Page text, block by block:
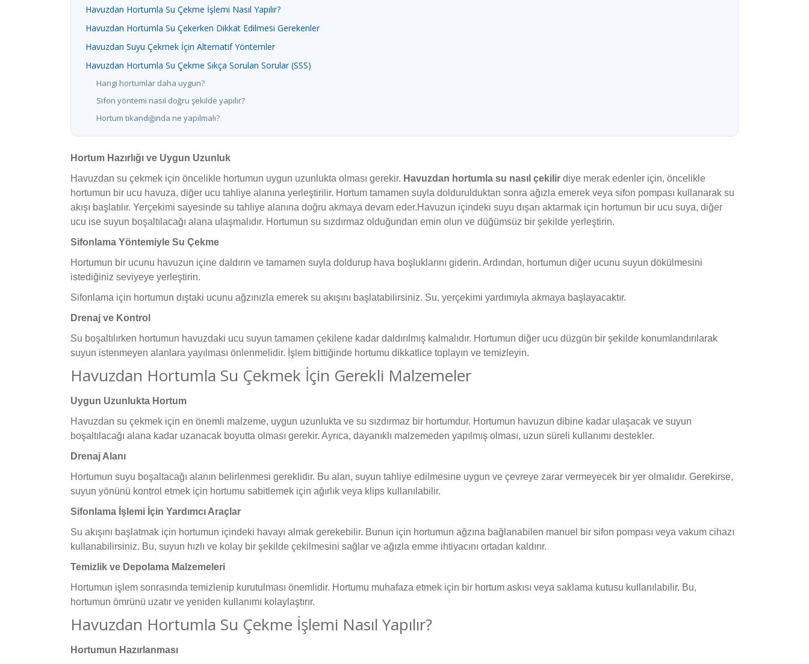
Havuzdan Hortumla Su Çekme İşlemi Nasıl Yapılır?
Havuzdan Hortumla Su Çekerken Dikkat Edilmesi Gerekenler
Havuzdan Suyu Çekmek İçin Alternatif Yöntemler
Havuzdan Hortumla Su Çekme Sıkça Sorulan Sorular (SSS)
Hangi hortumlar daha uygun?
Sifon yöntemi nasıl doğru şekilde yapılır?
Hortum tıkandığında ne yapılmalı?
Hortum Hazırlığı ve Uygun Uzunluk
Havuzdan su çekmek için öncelikle hortumun uygun uzunlukta olması gerekir. Havuzdan hortumla su nasıl çekilir diye merak edenler için, öncelikle
hortumun bir ucu havuza, diğer ucu tahliye alanına yerleştirilir. Hortum tamamen suyla doldurulduktan sonra ağızla emerek veya sifon pompası kullanarak su
akışı başlatılır. Yerçekimi sayesinde su tahliye alanına doğru akmaya devam eder.Havuzun içindeki suyu dışarı aktarmak için hortumun bir ucu suya, diğer
ucu ise suyun boşaltılacağı alana ulaşmalıdır. Hortumun su sızdırmaz olduğundan emin olun ve düğümsüz bir şekilde yerleştirin.
Sifonlama Yöntemiyle Su Çekme
Hortumun bir ucunu havuzun içine daldırın ve tamamen suyla doldurup hava boşluklarını giderin. Ardından, hortumun diğer ucunu suyun dökülmesini
istediğiniz seviyeye yerleştirin.
Sifonlama için hortumun dıştaki ucunu ağzınızla emerek su akışını başlatabilirsiniz. Su, yerçekimi yardımıyla akmaya başlayacaktır.
Drenaj ve Kontrol
Su boşaltılırken hortumun havuzdaki ucu suyun tamamen çekilene kadar daldırılmış kalmalıdır. Hortumun diğer ucu düzgün bir şekilde konumlandırılarak
suyun istenmeyen alanlara yayılması önlenmelidir. İşlem bittiğinde hortumu dikkatlice toplayın ve temizleyin.
Havuzdan Hortumla Su Çekmek İçin Gerekli Malzemeler
Uygun Uzunlukta Hortum
Havuzdan su çekmek için en önemli malzeme, uygun uzunlukta ve su sızdırmaz bir hortumdur. Hortumun havuzun dibine kadar ulaşacak ve suyun
boşaltılacağı alana kadar uzanacak boyutta olması gerekir. Ayrıca, dayanıklı malzemeden yapılmış olması, uzun süreli kullanımı destekler.
Drenaj Alanı
Hortumun suyu boşaltacağı alanın belirlenmesi gereklidir. Bu alan, suyun tahliye edilmesine uygun ve çevreye zarar vermeyecek bir yer olmalıdır. Gerekirse,
suyun yönünü kontrol etmek için hortumu sabitlemek için ağırlık veya klips kullanılabilir.
Sifonlama İşlemi İçin Yardımcı Araçlar
Su akışını başlatmak için hortumun içindeki havayı almak gerekebilir. Bunun için hortumun ağzına bağlanabilen manuel bir sifon pompası veya vakum cihazı
kullanabilirsiniz. Bu, suyun hızlı ve kolay bir şekilde çekilmesini sağlar ve ağızla emme ihtiyacını ortadan kaldırır.
Temizlik ve Depolama Malzemeleri
Hortumun işlem sonrasında temizlenip kurutulması önemlidir. Hortumu muhafaza etmek için bir hortum askısı veya saklama kutusu kullanılabilir. Bu,
hortumun ömrünü uzatır ve yeniden kullanımı kolaylaştırır.
Havuzdan Hortumla Su Çekme İşlemi Nasıl Yapılır?
Hortumun Hazırlanması